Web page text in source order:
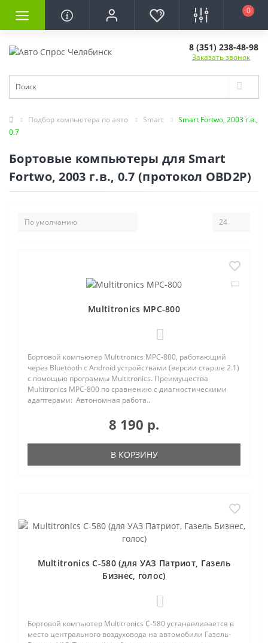
0
8 (351) 238-48-98
Заказать звонок
Подбор компьютера по авто Smart
Smart Fortwo, 2003 г.в.,
0.7
Бортовые компьютеры для Smart
Fortwo, 2003 г.в., 0.7 (протокол OBD2P)
Multitronics MPC-800
Бортовой компьютер Multitronics MPC-800, работающий
через Bluetooth с Android устройствами (версии старше 2.1)
с помощью программы Multitronics. Преимущества
Multitronics MPC-800 по сравнению с диагностическими
адаптерами: Автономная работа..
8 190 р.
В КОРЗИНУ
Multitronics C-580 (для УАЗ Патриот, Газель
Бизнес, голос)
Бортовой компьютер Multitronics C-580 устанавливается в
место центрального воздуховода на автомобили Газель-